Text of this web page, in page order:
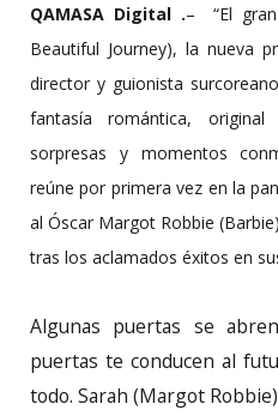
QAMASA Digital .– “El
Beautiful Journey), la nueva
director y guionista
fantasía romántica,
sorpresas y momentos
reúne por primera vez en la
al Óscar Margot Robbie
tras los aclamados éxitos en
Algunas puertas se
puertas te conducen al
todo. Sarah (Margot